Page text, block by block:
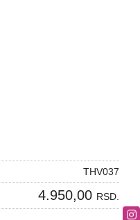
THV037
4.950,00 RSD.